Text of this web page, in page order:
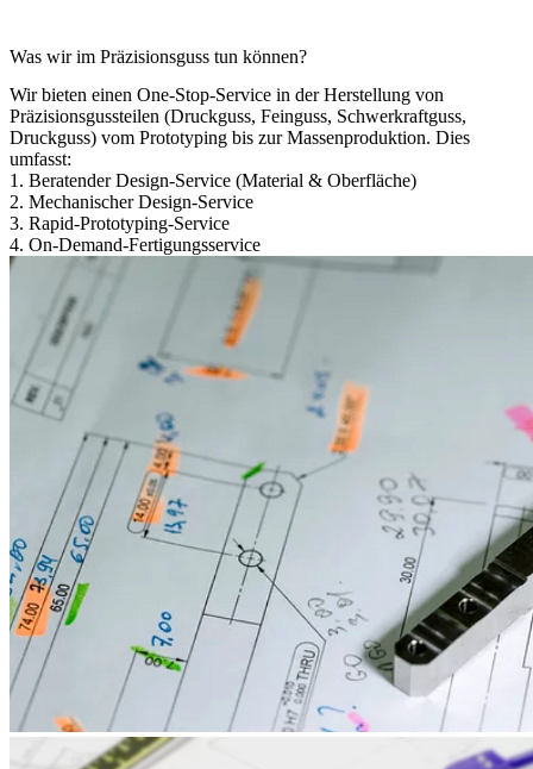
Was wir im Präzisionsguss tun können?
Wir bieten einen One-Stop-Service in der Herstellung von
Präzisionsgussteilen (Druckguss, Feinguss, Schwerkraftguss,
Druckguss) vom Prototyping bis zur Massenproduktion. Dies
umfasst:
1. Beratender Design-Service (Material & Oberfläche)
2. Mechanischer Design-Service
3. Rapid-Prototyping-Service
4. On-Demand-Fertigungsservice